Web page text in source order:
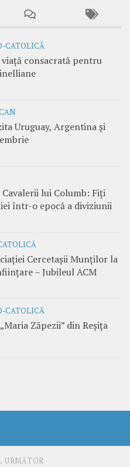
CATOLICĂ
consacrată pentru
Uruguay, Argentina și
lui Columb: Fiți
într-o epocă a diviziunii
Cercetașii Munților la
– Jubileul ACM
CATOLICĂ
Zăpezii” din Reșița
URMĂTOR